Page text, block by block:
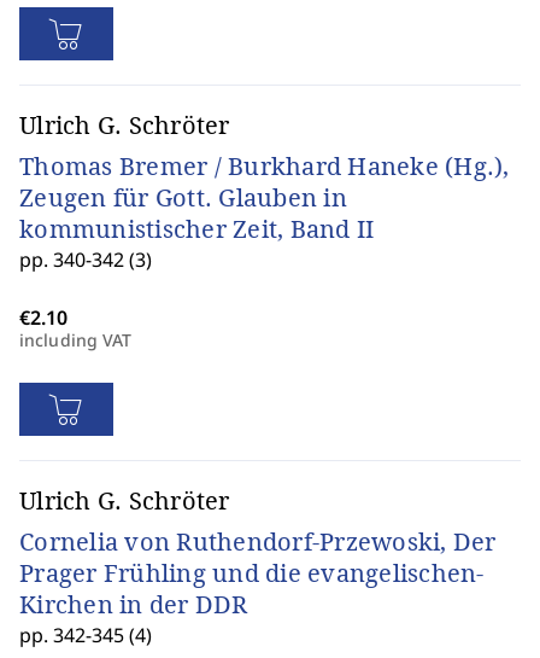
Ulrich G. Schröter
Thomas Bremer / Burkhard Haneke (Hg.),
Zeugen für Gott. Glauben in
kommunistischer Zeit, Band II
pp. 340-342 (3)
including VAT
Ulrich G. Schröter
Cornelia von Ruthendorf-Przewoski, Der
Prager Frühling und die evangelischen-
Kirchen in der DDR
pp. 342-345 (4)